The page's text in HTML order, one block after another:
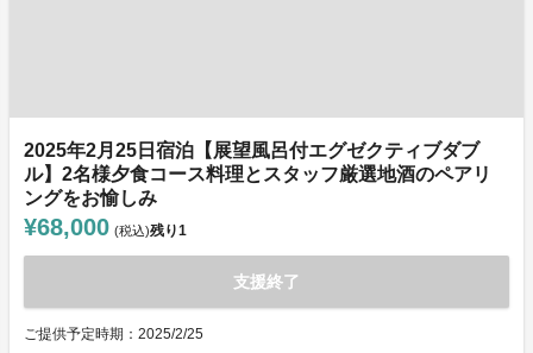
2025年2月25日宿泊【展望風呂付エグゼクティブダブ
ル】2名様夕食コース料理とスタッフ厳選地酒のペアリ
ングをお愉しみ
¥68,000 (税込)残り1
支援終了
ご提供予定時期：2025/2/25